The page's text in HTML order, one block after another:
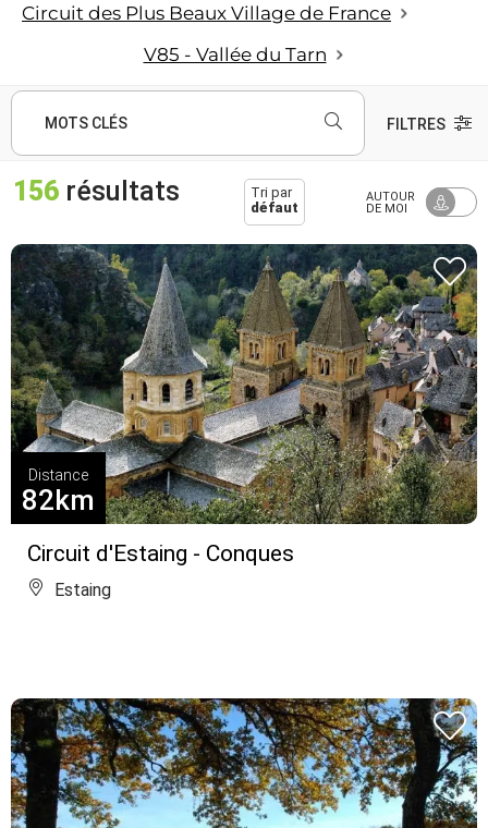
Circuit des Plus Beaux Village de France
V85 - Vallée du Tarn
MOTS CLÉS FILTRES
156 résultats
Tri par
défaut
AUTOUR
DE MOI
Circuit d'Estaing - Conques
Distance
82km
Estaing